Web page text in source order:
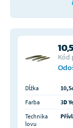
Kód
Dĺžka
Farba
3D
Technika
lovu